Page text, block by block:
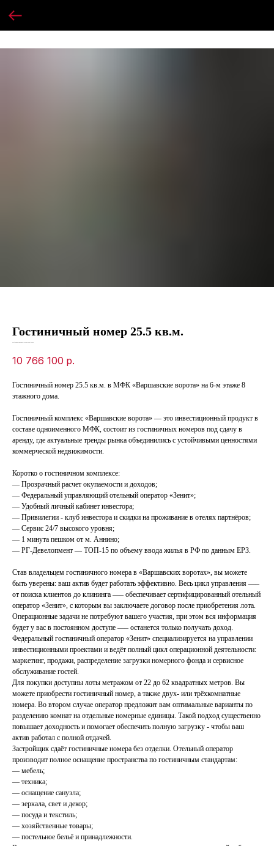
Гостиничный номер 25.5 кв.м.
10 766 100 р.
Гостиничный номер 25.5 кв.м. в МФК «Варшавские ворота» на 6-м этаже 8
этажного дома.
Гостиничный комплекс «Варшавские ворота» — это инвестиционный продукт в
составе одноименного МФК, состоит из гостиничных номеров под сдачу в
аренду, где актуальные тренды рынка объединились с устойчивыми ценностями
коммерческой недвижимости.
Коротко о гостиничном комплексе:
— Прозрачный расчет окупаемости и доходов;
— Федеральный управляющий отельный оператор «Зенит»;
— Удобный личный кабинет инвестора;
— Привилегии - клуб инвестора и скидки на проживание в отелях партнёров;
— Сервис 24/7 высокого уровня;
— 1 минута пешком от м. Аннино;
— РГ-Девелопмент — ТОП-15 по объему ввода жилья в РФ по данным ЕРЗ.
Став владельцем гостиничного номера в «Варшавских воротах», вы можете
быть уверены: ваш актив будет работать эффективно. Весь цикл управления —–
от поиска клиентов до клининга —– обеспечивает сертифицированный отельный
оператор «Зенит», с которым вы заключаете договор после приобретения лота.
Операционные задачи не потребуют вашего участия, при этом вся информация
будет у вас в постоянном доступе —– останется только получать доход.
Федеральный гостиничный оператор «Зенит» специализируется на управлении
инвестиционными проектами и ведёт полный цикл операционной деятельности:
маркетинг, продажи, распределение загрузки номерного фонда и сервисное
обслуживание гостей.
Для покупки доступны лоты метражом от 22 до 62 квадратных метров. Вы
можете приобрести гостиничный номер, а также двух- или трёхкомнатные
номера. Во втором случае оператор предложит вам оптимальные варианты по
разделению комнат на отдельные номерные единицы. Такой подход существенно
повышает доходность и помогает обеспечить полную загрузку - чтобы ваш
актив работал с полной отдачей.
Застройщик сдаёт гостиничные номера без отделки. Отельный оператор
производит полное оснащение пространства по гостиничным стандартам:
— мебель;
— техника;
— оснащение санузла;
— зеркала, свет и декор;
— посуда и текстиль;
— хозяйственные товары;
— постельное бельё и принадлежности.